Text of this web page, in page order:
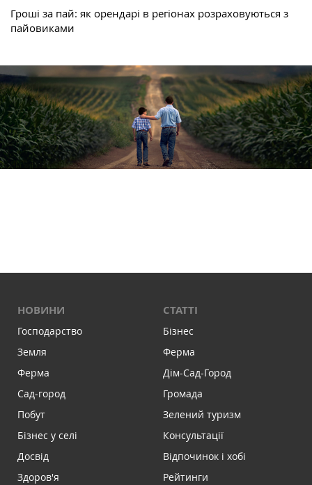
Гроші за пай: як орендарі в регіонах розраховуються з
пайовиками
НОВИНИ
Господарство
Земля
Ферма
Сад-город
Побут
Бізнес у селі
Досвід
Здоров'я
СТАТТІ
Бізнес
Ферма
Дім-Сад-Город
Громада
Зелений туризм
Консультації
Відпочинок і хобі
Рейтинги